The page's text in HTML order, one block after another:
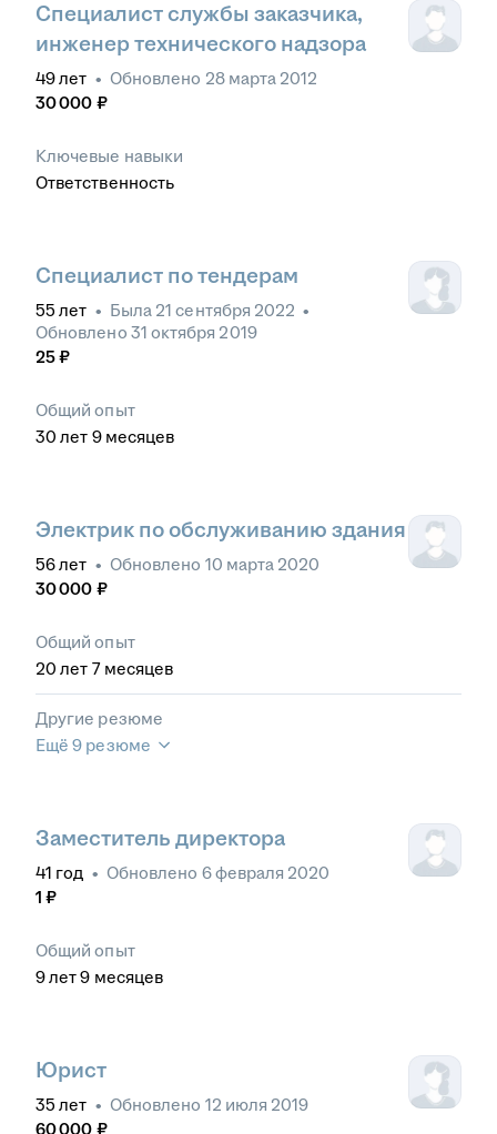
Специалист службы заказчика,
инженер технического надзора
49лет • Обновлено 28 марта 2012
30 000 ₽
Ключевые навыки
Ответственность
Специалист по тендерам
55 лет • Была 21 сентября 2022 •
Обновлено 31 октября 2019
25₽
Общий опыт
30 лет 9 месяцев
Электрик по обслуживанию здания
56лет • Обновлено 10 марта 2020
30 000 ₽
Общий опыт
20 лет 7 месяцев
Другие резюме
Ещё 9 резюме
Заместитель директора
41 год • Обновлено 6 февраля 2020
1 ₽
Общий опыт
9лет 9 месяцев
Юрист
35 лет • Обновлено 12 июля 2019
60 000 ₽